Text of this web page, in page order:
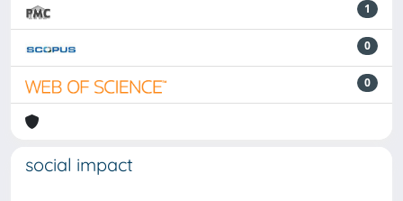
1
0
0
social impact